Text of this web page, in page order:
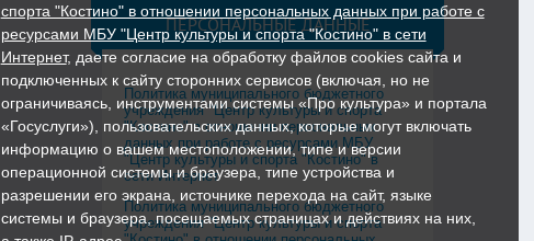
ПЕРСОНАЛЬНЫЕ ДАННЫЕ
Политика муниципального бюджетного
учреждения "Центр культуры и спорта
"Костино" в отношении персональных
данных при работе с ресурсами МБУ
"Центр культуры и спорта "Костино" в
сети Интернет
Политика муниципального бюджетного
учреждения "Центр культуры и спорта
спорта "Костино" в отношении персональных данных при работе с
ресурсами МБУ "Центр культуры и спорта "Костино" в сети
Интернет, даете согласие на обработку файлов cookies сайта и
подключенных к сайту сторонних сервисов (включая, но не
ограничиваясь, инструментами системы «Про культура» и портала
«Госуслуги»), пользовательских данных, которые могут включать
информацию о вашем местоположении, типе и версии
операционной системы и браузера, типе устройства и
разрешении его экрана, источнике перехода на сайт, языке
системы и браузера, посещаемых страницах и действиях на них,